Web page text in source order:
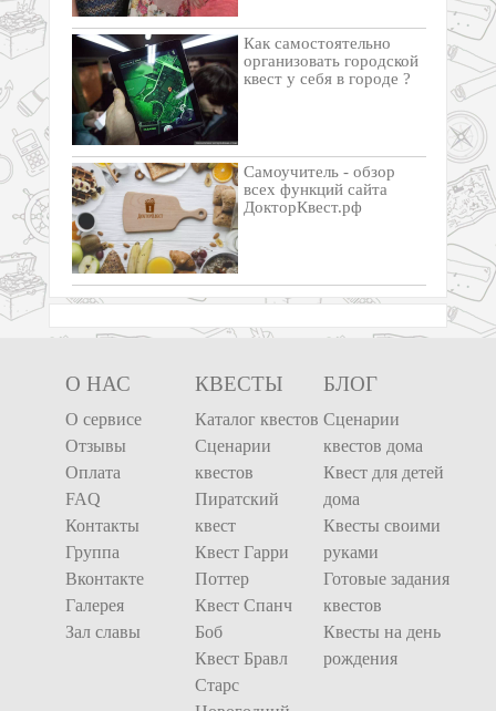
Как самостоятельно
организовать городской
квест у себя в городе ?
Самоучитель - обзор
всех функций сайта
ДокторКвест.рф
О НАС
О сервисе
Отзывы
Оплата
FAQ
Контакты
Группа
Вконтакте
Галерея
Зал славы
КВЕСТЫ
Каталог квестов
Сценарии
квестов
Пиратский
квест
Квест Гарри
Поттер
Квест Спанч
Боб
Квест Бравл
Старс
БЛОГ
Сценарии
квестов дома
Квест для детей
дома
Квесты своими
руками
Готовые задания
квестов
Квесты на день
рождения